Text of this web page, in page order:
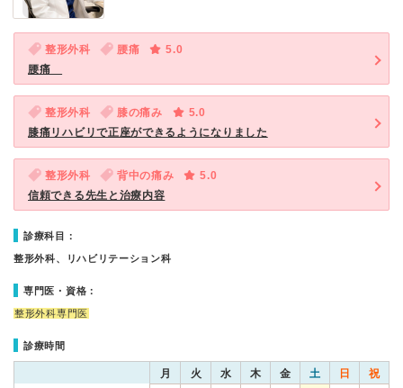
整形外科 腰痛
5.0
腰痛
整形外科 膝の痛み
5.0
膝痛リハビリで正座ができるようになりました
整形外科 背中の痛み
5.0
信頼できる先生と治療内容
診療科目：
整形外科、リハビリテーション科
専門医・資格：
整形外科専門医
診療時間
月 火 水 木 金 土 日 祝